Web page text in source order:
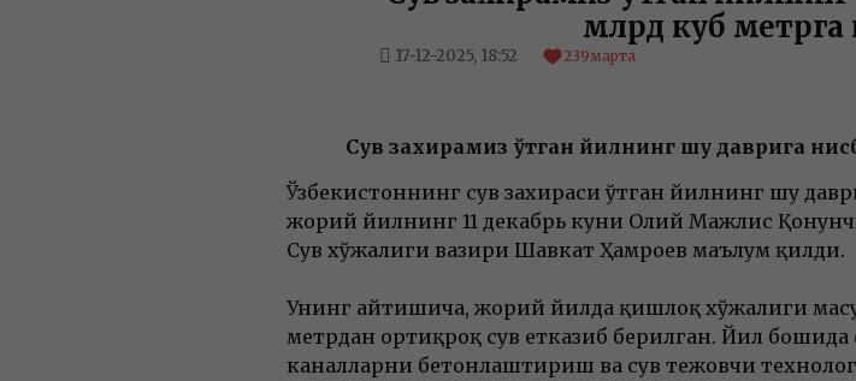
млрд куб метрга
17-12-2025, 18:52 239марта
Сув захирамиз ўтган йилнинг шу даврига
Ўзбекистоннинг сув захираси ўтган йилнинг шу
жорий йилнинг 11 декабрь куни Олий Мажлис
Сув хўжалиги вазири Шавкат Ҳамроев маълум қилди.
Унинг айтишича, жорий йилда қишлоқ хўжалиги
метрдан ортиқроқ сув етказиб берилган. Йил
каналларни бетонлаштириш ва сув тежовчи